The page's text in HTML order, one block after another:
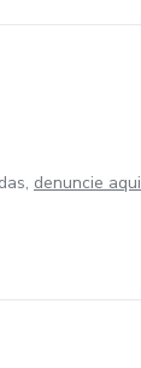
denuncie aqui